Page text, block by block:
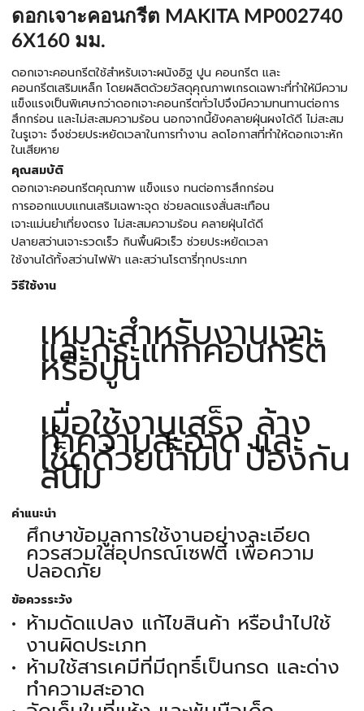
ดอกเจาะคอนกรีต MAKITA MP002740
6X160 มม.
ดอกเจาะคอนกรีตใช้สำหรับเจาะผนังอิฐ ปูน คอนกรีต และ
คอนกรีตเสริมเหล็ก โดยผลิตด้วยวัสดุคุณภาพเกรดเฉพาะที่ทำให้มีความ
แข็งแรงเป็นพิเศษกว่าดอกเจาะคอนกรีตทั่วไปจึงมีความทนทานต่อการ
สึกกร่อน และไม่สะสมความร้อน นอกจากนี้ยังคลายฝุ่นผงได้ดี ไม่สะสม
ในรูเจาะ จึงช่วยประหยัดเวลาในการทำงาน ลดโอกาสที่ทำให้ดอกเจาะหัก
ในเสียหาย
คุณสมบัติ
ดอกเจาะคอนกรีตคุณภาพ แข็งแรง ทนต่อการสึกกร่อน
การออกแบบแกนเสริมเฉพาะจุด ช่วยลดแรงสั่นสะเทือน
เจาะแม่นยำเที่ยงตรง ไม่สะสมความร้อน คลายฝุ่นได้ดี
ปลายสว่านเจาะรวดเร็ว กินพื้นผิวเร็ว ช่วยประหยัดเวลา
ใช้งานได้ทั้งสว่านไฟฟ้า และสว่านโรตารี่ทุกประเภท
วิธีใช้งาน
เหมาะสำหรับงานเจาะ
และกระแทกคอนกรีต
หรือปูน
เมื่อใช้งานเสร็จ ล้าง
ทำความสะอาด และ
เช็ดด้วยน้ำมัน ป้องกัน
สนิม
คำแนะนำ
ศึกษาข้อมูลการใช้งานอย่างละเอียด
ควรสวมใส่อุปกรณ์เซฟตี้ เพื่อความ
ปลอดภัย
ข้อควรระวัง
ห้ามดัดแปลง แก้ไขสินค้า หรือนำไปใช้
งานผิดประเภท
ห้ามใช้สารเคมีที่มีฤทธิ์เป็นกรด และด่าง
ทำความสะอาด